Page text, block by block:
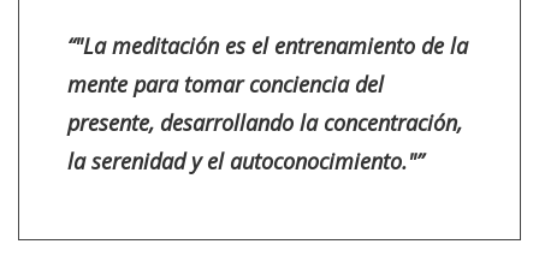
“"La meditación es el entrenamiento de la
mente para tomar conciencia del
presente, desarrollando la concentración,
la serenidad y el autoconocimiento."”